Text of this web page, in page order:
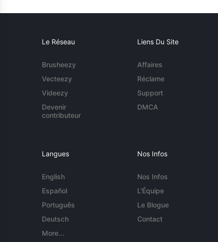
Le Réseau
Brusheezy
Vecteezy
Videezy
Devenir
contributeur
Liens Du Site
Affaires
Réclame
Support
DMCA
Langues
English
Español
Português
Deutsch
More...
Nos Infos
Nos Infos
L'Équipe
Le Blogue
Contact